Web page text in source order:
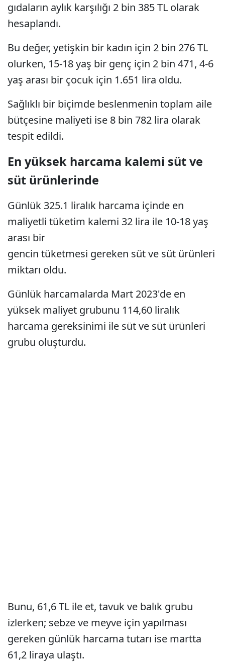
gıdaların aylık karşılığı 2 bin 385 TL olarak
hesaplandı.
Bu değer, yetişkin bir kadın için 2 bin 276 TL
olurken, 15-18 yaş bir genç için 2 bin 471, 4-6
yaş arası bir çocuk için 1.651 lira oldu.
Sağlıklı bir biçimde beslenmenin toplam aile
bütçesine maliyeti ise 8 bin 782 lira olarak
tespit edildi.
En yüksek harcama kalemi süt ve
süt ürünlerinde
Günlük 325.1 liralık harcama içinde en
maliyetli tüketim kalemi 32 lira ile 10-18 yaş
arası bir
gencin tüketmesi gereken süt ve süt ürünleri
miktarı oldu.
Günlük harcamalarda Mart 2023'de en
yüksek maliyet grubunu 114,60 liralık
harcama gereksinimi ile süt ve süt ürünleri
grubu oluşturdu.
Bunu, 61,6 TL ile et, tavuk ve balık grubu
izlerken; sebze ve meyve için yapılması
gereken günlük harcama tutarı ise martta
61,2 liraya ulaştı.